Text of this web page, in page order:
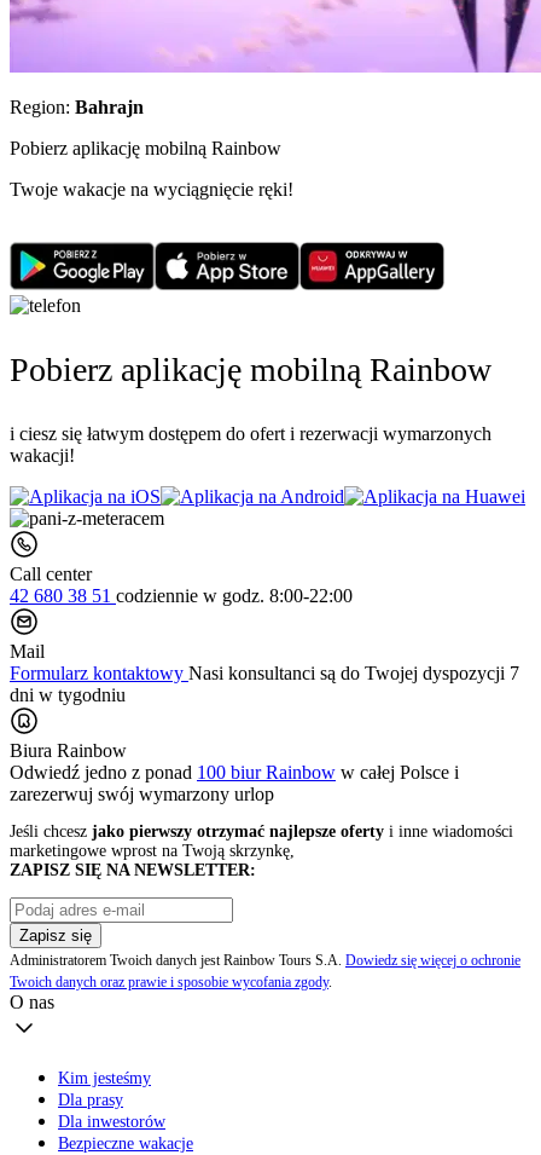
Region: Bahrajn
Pobierz aplikację mobilną Rainbow
Twoje wakacje na wyciągnięcie ręki!
Pobierz aplikację mobilną Rainbow
i ciesz się łatwym dostępem do ofert i rezerwacji wymarzonych
wakacji!
Call center
42 680 38 51 codziennie w godz. 8:00-22:00
Mail
Formularz kontaktowy Nasi konsultanci są do Twojej dyspozycji 7
dni w tygodniu
Biura Rainbow
Odwiedź jedno z ponad 100 biur Rainbow w całej Polsce i
zarezerwuj swój wymarzony urlop
Jeśli chcesz jako pierwszy otrzymać najlepsze oferty i inne wiadomości
marketingowe wprost na Twoją skrzynkę,
ZAPISZ SIĘ NA NEWSLETTER:
Zapisz się
Administratorem Twoich danych jest Rainbow Tours S.A. Dowiedz się więcej o ochronie
Twoich danych oraz prawie i sposobie wycofania zgody.
O nas
Kim jesteśmy
Dla prasy
Dla inwestorów
Bezpieczne wakacje